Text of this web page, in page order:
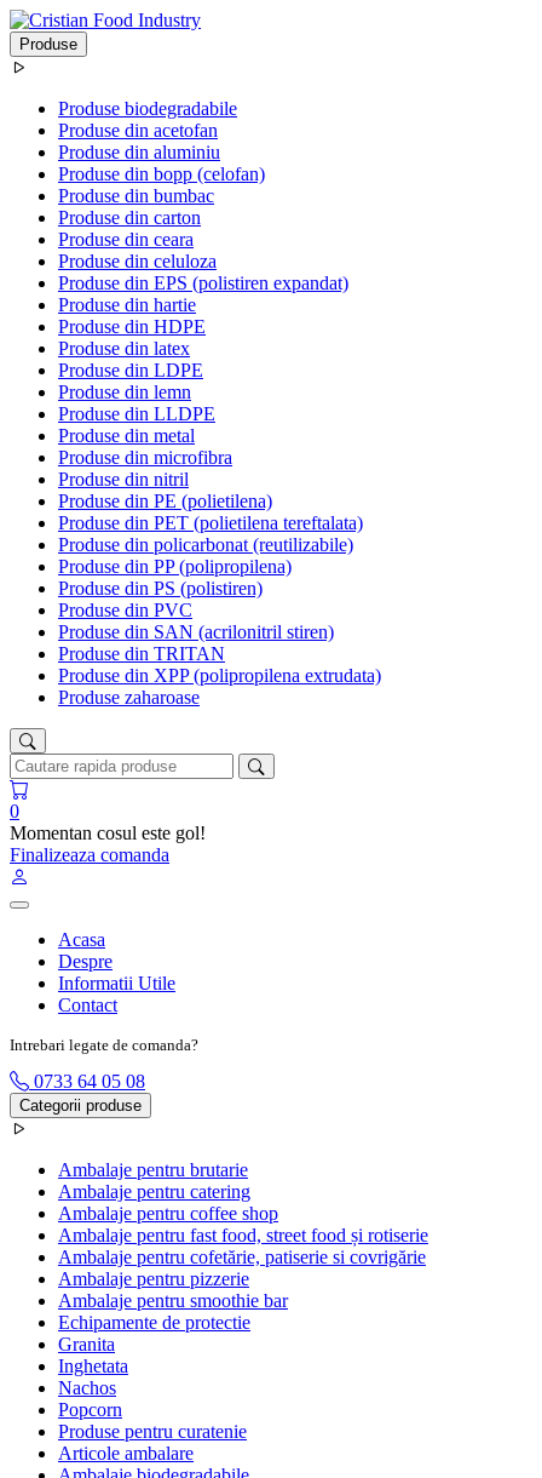
Produse
Produse biodegradabile
Produse din acetofan
Produse din aluminiu
Produse din bopp (celofan)
Produse din bumbac
Produse din carton
Produse din ceara
Produse din celuloza
Produse din EPS (polistiren expandat)
Produse din hartie
Produse din HDPE
Produse din latex
Produse din LDPE
Produse din lemn
Produse din LLDPE
Produse din metal
Produse din microfibra
Produse din nitril
Produse din PE (polietilena)
Produse din PET (polietilena tereftalata)
Produse din policarbonat (reutilizabile)
Produse din PP (polipropilena)
Produse din PS (polistiren)
Produse din PVC
Produse din SAN (acrilonitril stiren)
Produse din TRITAN
Produse din XPP (polipropilena extrudata)
Produse zaharoase
0
Momentan cosul este gol!
Finalizeaza comanda
Acasa
Despre
Informatii Utile
Contact
Intrebari legate de comanda?
0733 64 05 08
Categorii produse
Ambalaje pentru brutarie
Ambalaje pentru catering
Ambalaje pentru coffee shop
Ambalaje pentru fast food, street food și rotiserie
Ambalaje pentru cofetărie, patiserie si covrigărie
Ambalaje pentru pizzerie
Ambalaje pentru smoothie bar
Echipamente de protectie
Granita
Inghetata
Nachos
Popcorn
Produse pentru curatenie
Articole ambalare